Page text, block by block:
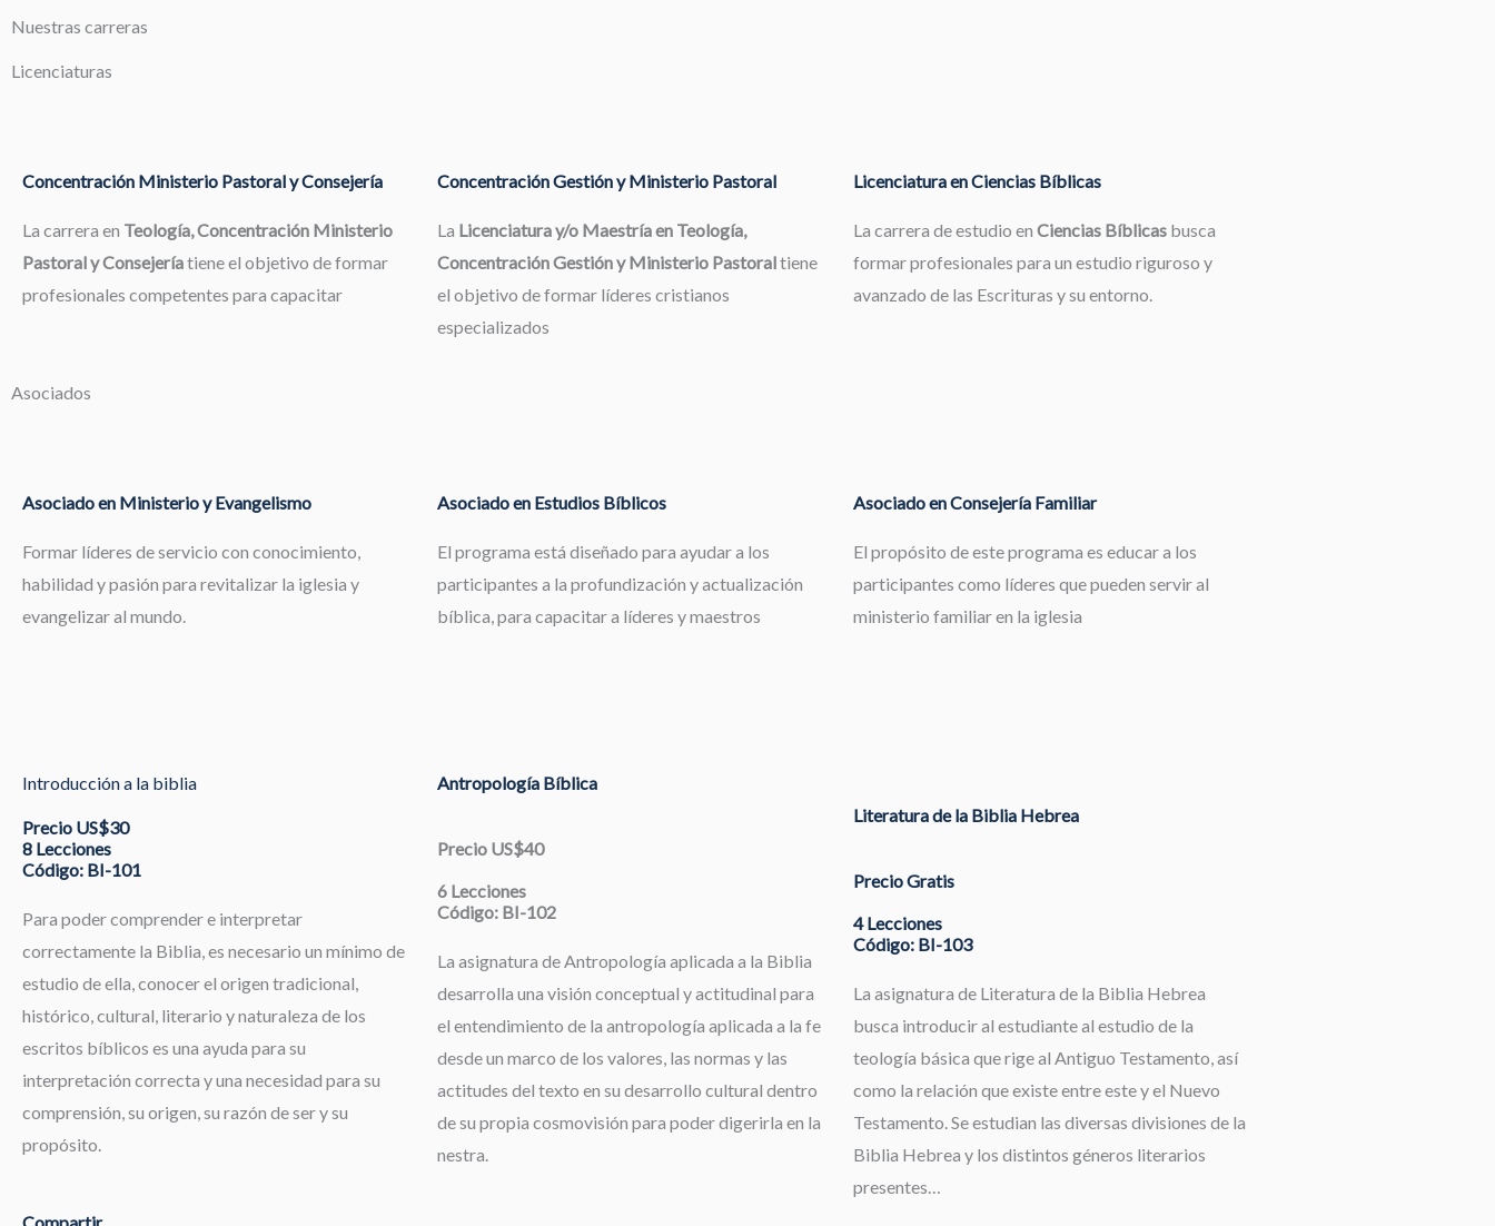
Nuestras carreras
Licenciaturas
Concentración Ministerio Pastoral y Consejería
La carrera en Teología, Concentración Ministerio
Pastoral y Consejeríatiene el objetivo de formar
profesionales competentes para capacitar
Concentración Gestión y Ministerio Pastoral
La Licenciatura y/o Maestría en Teología,
Concentración Gestión y Ministerio Pastoraltiene
el objetivo de formar líderes cristianos
especializados
Licenciatura en Ciencias Bíblicas
La carrera de estudio en Ciencias Bíblicasbusca
formar profesionales para un estudio riguroso y
avanzado de las Escrituras y su entorno.
Asociados
Asociado en Ministerio y Evangelismo
Formar líderes de servicio con conocimiento,
habilidad y pasión para revitalizar la iglesia y
evangelizar al mundo.
Asociado en Estudios Bíblicos
El programa está diseñado para ayudar a los
participantes a la profundización y actualización
bíblica, para capacitar a líderes y maestros
Asociado en Consejería Familiar
El propósito de este programa es educar a los
participantes como líderes que pueden servir al
ministerio familiar en la iglesia
Introducción a la biblia
Precio US$30
8 Lecciones
Código: BI-101
Para poder comprender e interpretar
correctamente la Biblia, es necesario un mínimo de
estudio de ella, conocer el origen tradicional,
histórico, cultural, literario y naturaleza de los
escritos bíblicos es una ayuda para su
interpretación correcta y una necesidad para su
comprensión, su origen, su razón de ser y su
propósito.
Compartir
Antropología Bíblica
Precio US$40
6 Lecciones
Código: BI-102
La asignatura de Antropología aplicada a la Biblia
desarrolla una visión conceptual y actitudinal para
el entendimiento de la antropología aplicada a la fe
desde un marco de los valores, las normas y las
actitudes del texto en su desarrollo cultural dentro
de su propia cosmovisión para poder digerirla en la
nestra.
Literatura de la Biblia Hebrea
Precio Gratis
4 Lecciones
Código: BI-103
La asignatura de Literatura de la Biblia Hebrea
busca introducir al estudiante al estudio de la
teología básica que rige al Antiguo Testamento, así
como la relación que existe entre este y el Nuevo
Testamento. Se estudian las diversas divisiones de la
Biblia Hebrea y los distintos géneros literarios
presentes…